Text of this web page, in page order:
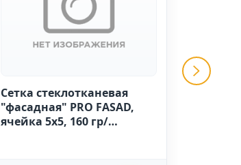
Сетка стеклотканевая
"фасадная" PRO FASAD,
ячейка 5х5, 160 гр/